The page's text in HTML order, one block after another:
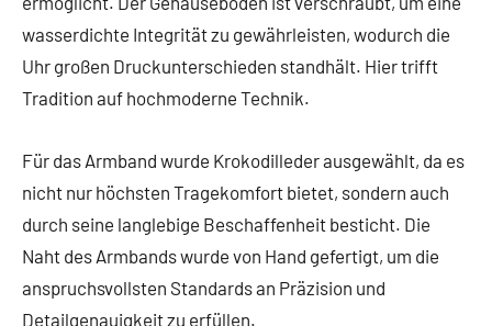
wasserdichte Integrität zu gewährleisten, wodurch die
Uhr großen Druckunterschieden standhält. Hier trifft
Tradition auf hochmoderne Technik.
Für das Armband wurde Krokodilleder ausgewählt, da es
nicht nur höchsten Tragekomfort bietet, sondern auch
durch seine langlebige Beschaffenheit besticht. Die
Naht des Armbands wurde von Hand gefertigt, um die
anspruchsvollsten Standards an Präzision und
Detailgenauigkeit zu erfüllen.